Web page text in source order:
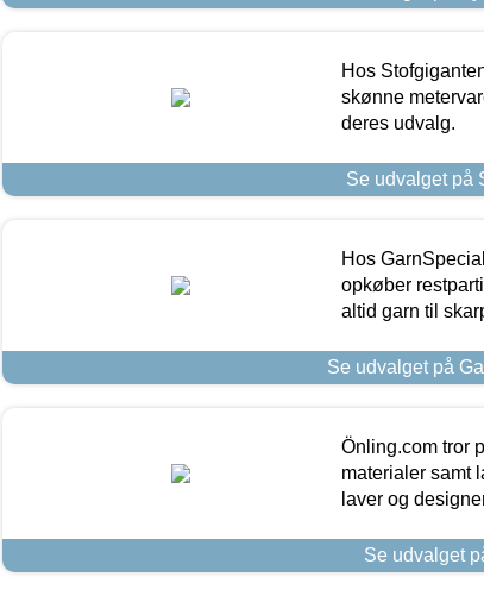
Hos
skønne
deres udvalg.
Se udvalget på
Hos
opkøber
altid garn til
Se udvalget på
Önling.com tror
materialer samt
laver og
Se udvalget